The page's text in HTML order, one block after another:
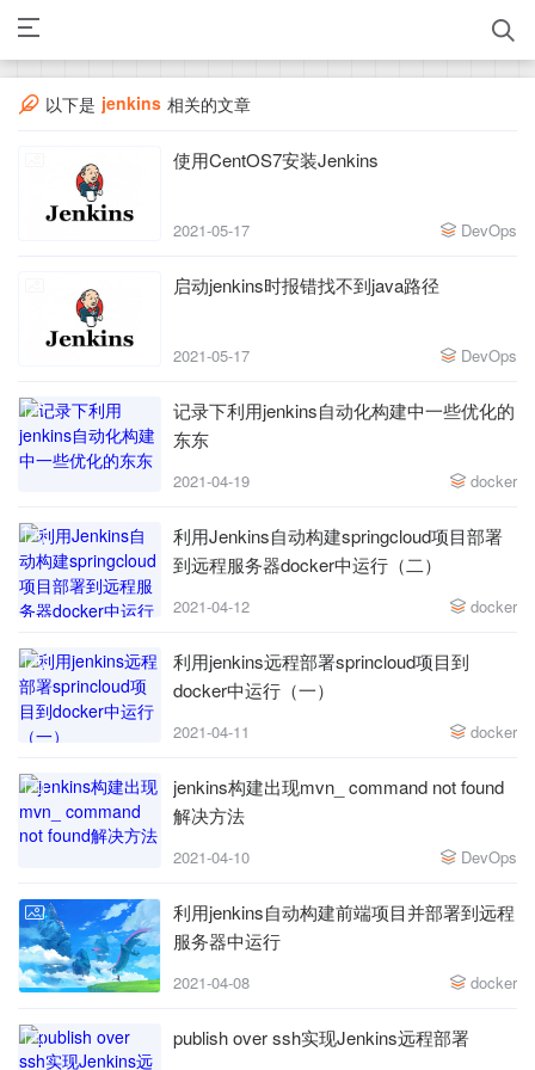
以下是 jenkins 相关的文章
使用CentOS7安装Jenkins
2021-05-17 DevOps
启动jenkins时报错找不到java路径
2021-05-17 DevOps
记录下利用jenkins自动化构建中一些优化的
东东
2021-04-19 docker
利用Jenkins自动构建springcloud项目部署
到远程服务器docker中运行（二）
2021-04-12 docker
利用jenkins远程部署sprincloud项目到
docker中运行（一）
2021-04-11 docker
jenkins构建出现mvn_ command not found
解决方法
2021-04-10 DevOps
利用jenkins自动构建前端项目并部署到远程
服务器中运行
2021-04-08 docker
publish over ssh实现Jenkins远程部署